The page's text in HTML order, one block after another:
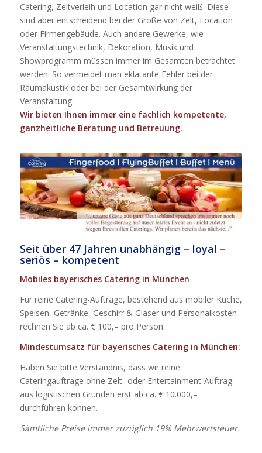
Catering, Zeltverleih und Location gar nicht weiß. Diese
sind aber entscheidend bei der Größe von Zelt, Location
oder Firmengebäude. Auch andere Gewerke, wie
Veranstaltungstechnik, Dekoration, Musik und
Showprogramm müssen immer im Gesamten betrachtet
werden. So vermeidet man eklatante Fehler bei der
Raumakustik oder bei der Gesamtwirkung der
Veranstaltung.
Wir bieten Ihnen immer eine fachlich kompetente,
ganzheitliche Beratung und Betreuung.
Seit über 47 Jahren unabhängig – loyal –
seriös – kompetent
Mobiles bayerisches Catering in München
Für reine Catering-Aufträge, bestehend aus mobiler Küche,
Speisen, Getränke, Geschirr & Gläser und Personalkosten
rechnen Sie ab ca. € 100,– pro Person.
Mindestumsatz für bayerisches Catering in München:
Haben Sie bitte Verständnis, dass wir reine
Cateringaufträge ohne Zelt- oder Entertainment-Auftrag
aus logistischen Gründen erst ab ca. € 10.000,–
durchführen können.
Sämtliche Preise immer zuzüglich 19% Mehrwertsteuer.